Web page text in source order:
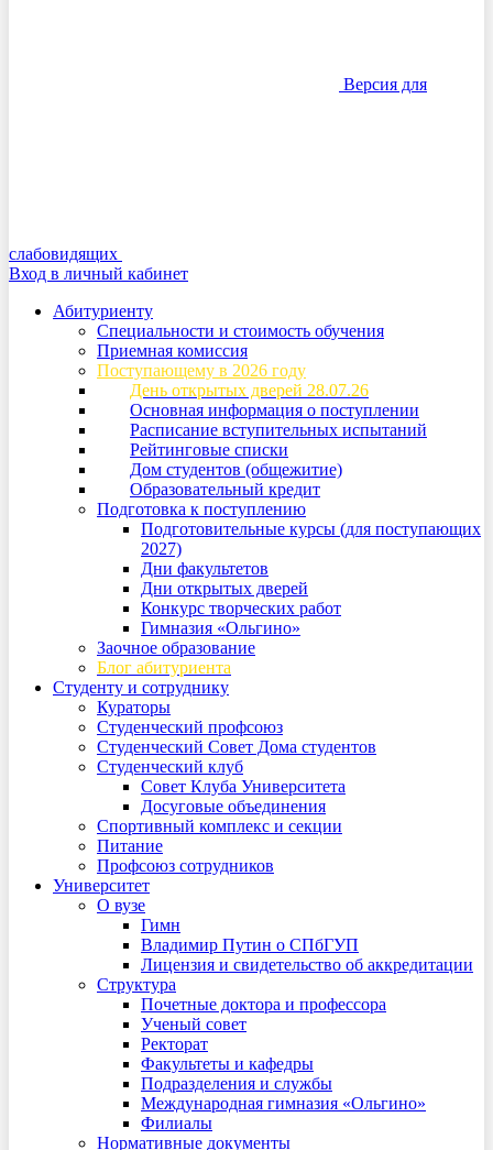
Версия для
слабовидящих
Вход в личный кабинет
Абитуриенту
Специальности и стоимость обучения
Приемная комиссия
Поступающему в 2026 году
День открытых дверей 28.07.26
Основная информация о поступлении
Расписание вступительных испытаний
Рейтинговые списки
Дом студентов (общежитие)
Образовательный кредит
Подготовка к поступлению
Подготовительные курсы (для поступающих
2027)
Дни факультетов
Дни открытых дверей
Конкурс творческих работ
Гимназия «Ольгино»
Заочное образование
Блог абитуриента
Студенту и сотруднику
Кураторы
Студенческий профсоюз
Студенческий Совет Дома студентов
Студенческий клуб
Совет Клуба Университета
Досуговые объединения
Спортивный комплекс и секции
Питание
Профсоюз сотрудников
Университет
О вузе
Гимн
Владимир Путин о СПбГУП
Лицензия и свидетельство об аккредитации
Структура
Почетные доктора и профессора
Ученый совет
Ректорат
Факультеты и кафедры
Подразделения и службы
Международная гимназия «Ольгино»
Филиалы
Нормативные документы